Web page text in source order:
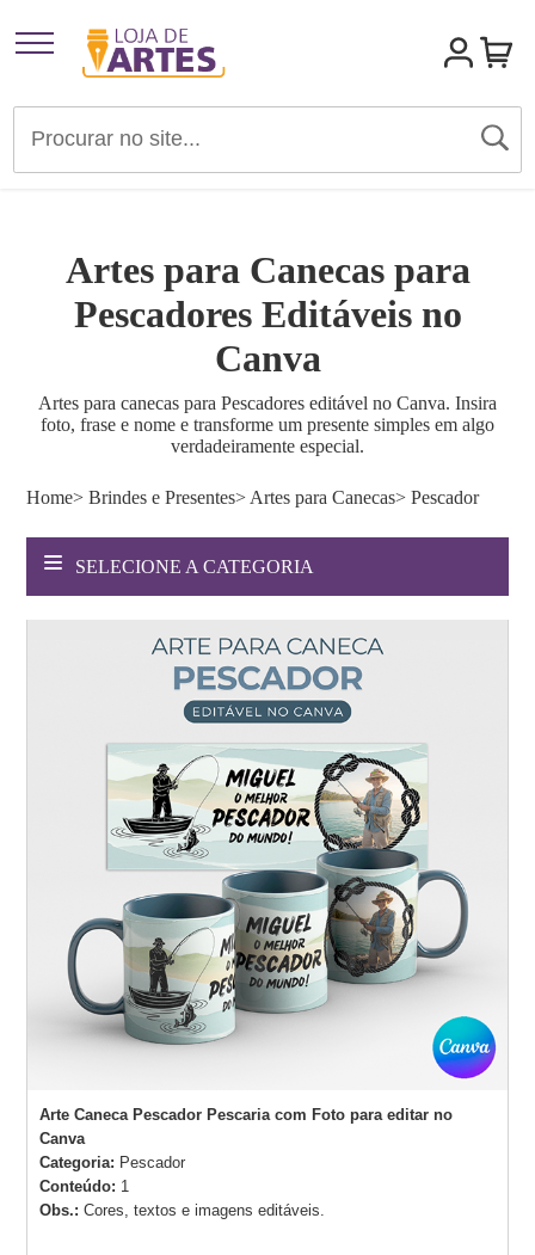
Artigos para Festas
Convites
Materiais de Divulgação
Templates Editáveis Canva
Websites
Artes para Canecas para
Pescadores Editáveis no
Canva
Artes para canecas para Pescadores editável no Canva. Insira
foto, frase e nome e transforme um presente simples em algo
verdadeiramente especial.
Home> Brindes e Presentes> Artes para Canecas> Pescador
SELECIONE A CATEGORIA
Arte Caneca Pescador Pescaria com Foto para editar no
Canva
Categoria: Pescador
Conteúdo: 1
Obs.:Cores, textos e imagens editáveis.